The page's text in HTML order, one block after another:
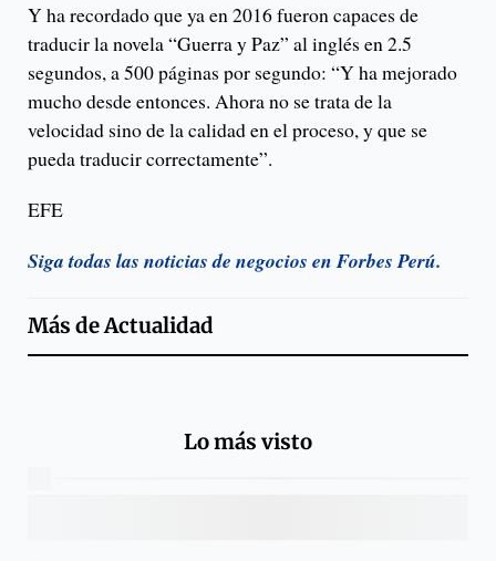
Y ha recordado que ya en 2016 fueron capaces de
traducir la novela “Guerra y Paz” al inglés en 2.5
segundos, a 500 páginas por segundo: “Y ha mejorado
mucho desde entonces. Ahora no se trata de la
velocidad sino de la calidad en el proceso, y que se
pueda traducir correctamente”.
EFE
Siga todas las noticias de negocios en Forbes Perú.
Más deActualidad
Lo más visto